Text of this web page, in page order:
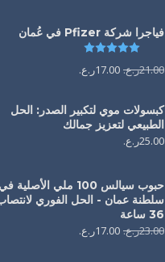
فياجرا شركة Pfizer في عُمان
21.00ر.ع. 17.00ر.ع.
كبسولات موي لتكبير الصدر: الحل
الطبيعي لتعزيز جمالك
25.00ر.ع.
حبوب سيالس 100 ملي الأصلية في
سلطنة عمان - الحل الفوري
36 ساعة
23.00ر.ع. 17.00ر.ع.